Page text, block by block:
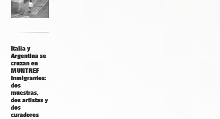
Italia y
Argentina se
cruzan en
MUNTREF
Inmigrantes:
dos
muestras,
dos artistas y
dos
curadores